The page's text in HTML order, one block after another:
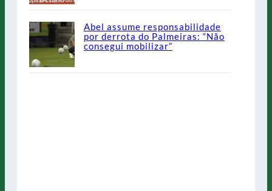
Abel assume responsabilidade
por derrota do Palmeiras: “Não
consegui mobilizar”